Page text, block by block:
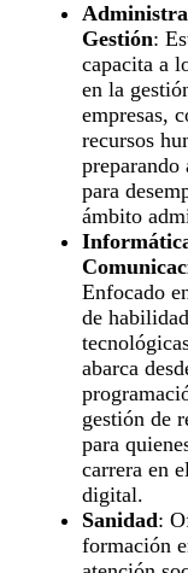
Gestión:
capacita a
en la
empresas,
recursos
preparando
para
ámbito
Enfocado
de
abarca
gestión de
para
carrera en
digital.
Sanidad:
formación